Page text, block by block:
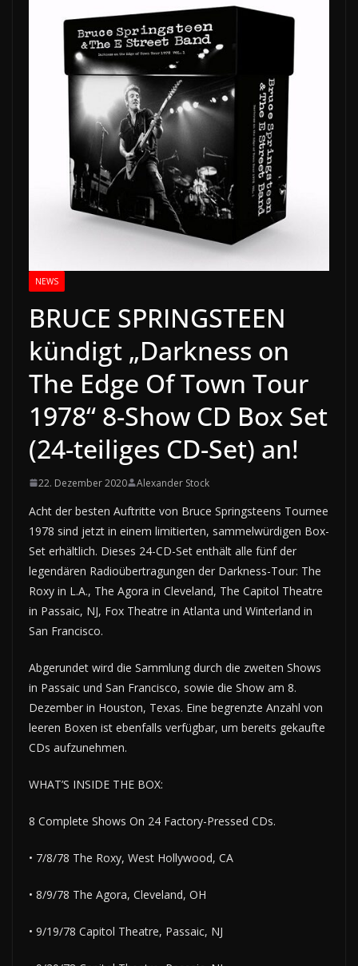
NEWS
BRUCE SPRINGSTEEN
kündigt „Darkness on
The Edge Of Town Tour
1978“ 8-Show CD Box Set
(24-teiliges CD-Set) an!
22. Dezember 2020 Alexander Stock
Acht der besten Auftritte von Bruce Springsteens Tournee
1978 sind jetzt in einem limitierten, sammelwürdigen Box-
Set erhältlich. Dieses 24-CD-Set enthält alle fünf der
legendären Radioübertragungen der Darkness-Tour: The
Roxy in L.A., The Agora in Cleveland, The Capitol Theatre
in Passaic, NJ, Fox Theatre in Atlanta und Winterland in
San Francisco.
Abgerundet wird die Sammlung durch die zweiten Shows
in Passaic und San Francisco, sowie die Show am 8.
Dezember in Houston, Texas. Eine begrenzte Anzahl von
leeren Boxen ist ebenfalls verfügbar, um bereits gekaufte
CDs aufzunehmen.
WHAT’S INSIDE THE BOX:
8 Complete Shows On 24 Factory-Pressed CDs.
• 7/8/78 The Roxy, West Hollywood, CA
• 8/9/78 The Agora, Cleveland, OH
• 9/19/78 Capitol Theatre, Passaic, NJ